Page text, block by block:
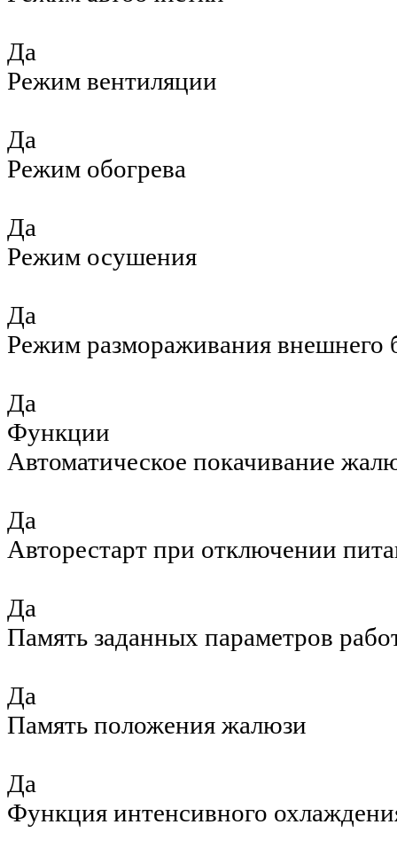
Да
Режим вентиляции
Да
Режим обогрева
Да
Режим осушения
Да
Режим размораживания внешнего
Да
Функции
Автоматическое покачивание
Да
Авторестарт при отключении
Да
Память заданных параметров
Да
Память положения жалюзи
Да
Функция интенсивного